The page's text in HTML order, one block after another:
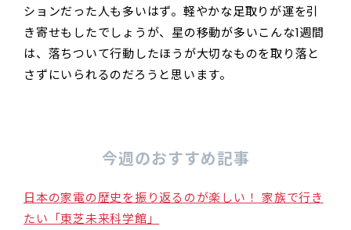
ションだった人も多いはず。軽やかな足取りが運を引
き寄せもしたでしょうが、星の移動が多いこんな1週間
は、落ちついて行動したほうが大切なものを取り落と
さずにいられるのだろうと思います。
今週のおすすめ記事
日本の家電の歴史を振り返るのが楽しい！ 家族で行き
たい「東芝未来科学館」